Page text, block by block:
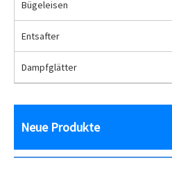
Bügeleisen
Entsafter
Dampfglätter
Neue Produkte